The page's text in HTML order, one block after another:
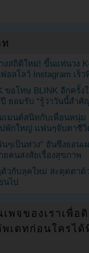
งสถิติใหม่! ขึ้นแท่นวง
อลโลว์ Instagram เร็ว
ขอโทษ BLINK อีกครั้ง
ยอมรับ “รู้ว่าวันนี้สำคั
เมนต์สนิทกับเพื่อนหนุ่ม
พักใหญ่ แฟนๆจับตาชีวิ
ๆเป็นห่วง” ฮันซึงยอนเ
ยคนสงสัยเรื่องสุขภาพ
วกับลุคใหม่ สะดุดตาด้
นไป
พจของเราเพื่อ
พเดทก่อนใครได้